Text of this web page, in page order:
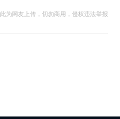
此为网友上传，切勿商用，侵权违法举报